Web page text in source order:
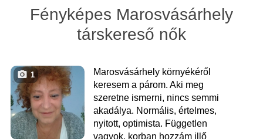
Fényképes Marosvásárhely
társkereső nők
1
Marosvásárhely környékéről
keresem a párom. Aki meg
szeretne ismerni, nincs semmi
akadálya. Normális, értelmes,
nyitott, optimista. Független
vagyok, korban hozzám illő